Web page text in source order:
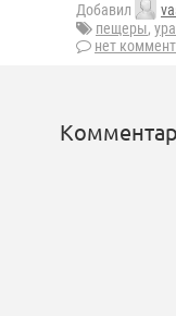
Добавил
пещеры,
нет